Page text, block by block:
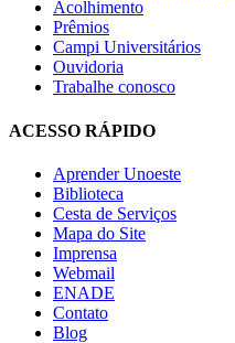
Acolhimento
Prêmios
Campi Universitários
Ouvidoria
Trabalhe conosco
ACESSO RÁPIDO
Aprender Unoeste
Biblioteca
Cesta de Serviços
Mapa do Site
Imprensa
Webmail
ENADE
Contato
Blog